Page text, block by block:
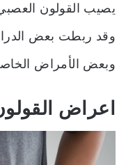
يصيب القولون
وقد ربطت بعض
وبعض الأمراض الخاصة
اعراض